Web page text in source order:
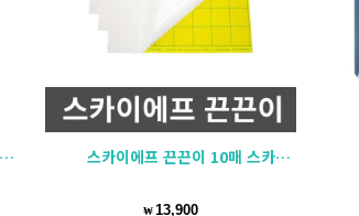
스카이에프 끈끈이 10매 스카이원
₩ 13,900